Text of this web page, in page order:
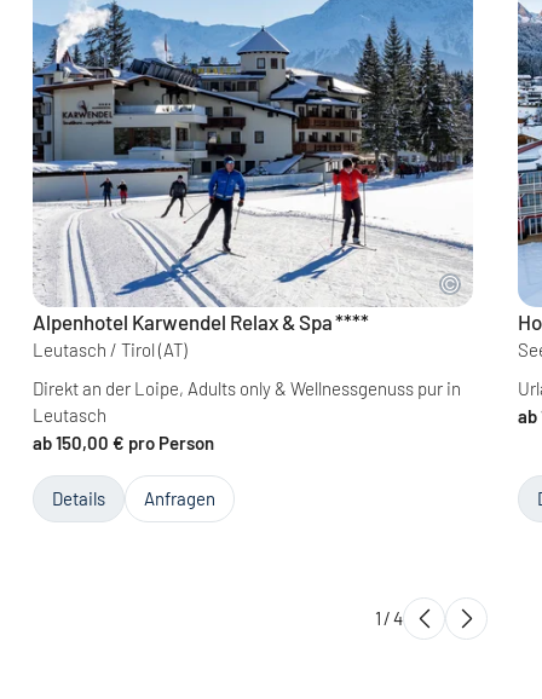
Alpenhotel Karwendel Relax & Spa****
Leutasch / Tirol (AT)
Direkt an der Loipe, Adults only & Wellnessgenuss pur in
Leutasch
ab 150,00 € pro Person
Details Anfragen
ab
1 /4